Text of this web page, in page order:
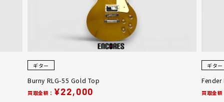
ギター
Burny RLG-55 Gold Top
買取金額： ¥22,000
ギター
Fender
買取金額